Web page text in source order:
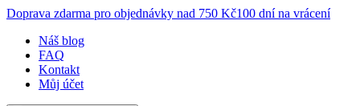
Doprava zdarma pro objednávky nad 750 Kč100 dní na vrácení
Náš blog
FAQ
Kontakt
Můj účet